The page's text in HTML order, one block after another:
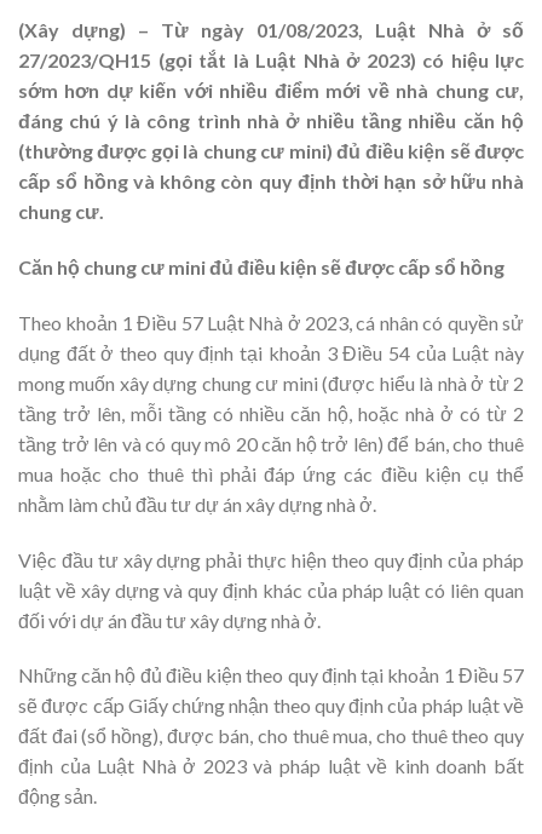
(Xây dựng) – Từ ngày 01/08/2023, Luật Nhà ở số
27/2023/QH15 (gọi tắt là Luật Nhà ở 2023) có hiệu lực
sớm hơn dự kiến với nhiều điểm mới về nhà chung cư,
đáng chú ý là công trình nhà ở nhiều tầng nhiều căn hộ
(thường được gọi là chung cư mini) đủ điều kiện sẽ được
cấp sổ hồng và không còn quy định thời hạn sở hữu nhà
chung cư.
Căn hộ chung cư mini đủ điều kiện sẽ được cấp sổ hồng
Theo khoản 1 Điều 57 Luật Nhà ở 2023, cá nhân có quyền sử
dụng đất ở theo quy định tại khoản 3 Điều 54 của Luật này
mong muốn xây dựng chung cư mini (được hiểu là nhà ở từ 2
tầng trở lên, mỗi tầng có nhiều căn hộ, hoặc nhà ở có từ 2
tầng trở lên và có quy mô 20 căn hộ trở lên) để bán, cho thuê
mua hoặc cho thuê thì phải đáp ứng các điều kiện cụ thể
nhằm làm chủ đầu tư dự án xây dựng nhà ở.
Việc đầu tư xây dựng phải thực hiện theo quy định của pháp
luật về xây dựng và quy định khác của pháp luật có liên quan
đối với dự án đầu tư xây dựng nhà ở.
Những căn hộ đủ điều kiện theo quy định tại khoản 1 Điều 57
sẽ được cấp Giấy chứng nhận theo quy định của pháp luật về
đất đai (sổ hồng), được bán, cho thuê mua, cho thuê theo quy
định của Luật Nhà ở 2023 và pháp luật về kinh doanh bất
động sản.